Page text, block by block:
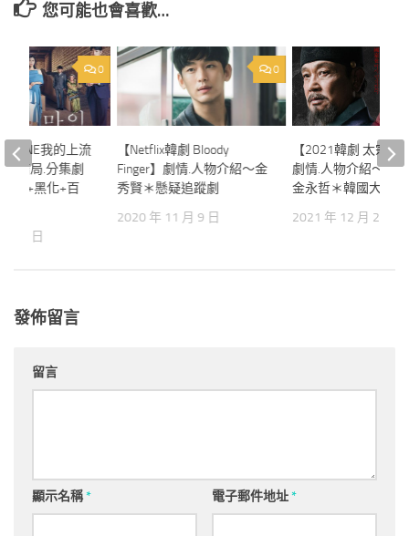
您可能也會喜歡…
0
【Netflix韓劇 Bloody
Finger】劇情.人物介紹～金
秀賢＊懸疑追蹤劇
2020 年 11 月 9 日
【2021韓劇 太宗李
劇情.人物介紹～朱
金永哲＊韓國大河劇
2021 年 12 月 24 日
0
MINE我的上流
結局.分集劇
血+黑化+百
19 日
發佈留言
留言
顯示名稱* 電子郵件地址*